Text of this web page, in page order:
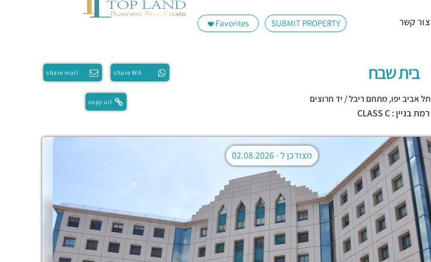
SUBMIT PROPERTY
Favorites צור קשר
share WA
share mail
copy url
בית שבח
תל אביב יפו,מתחם ריבל / יד חרוצים
רמת בניין : CLASS C
מצודכן ל -